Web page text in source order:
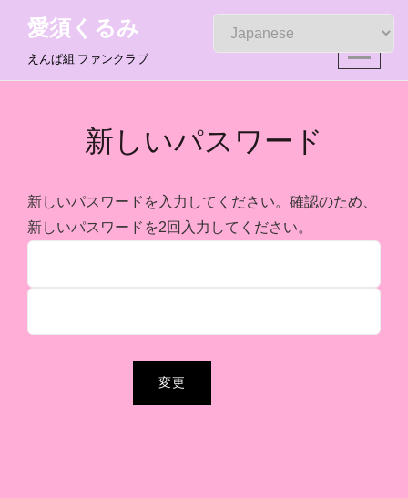
content
愛須くるみ
えんぱ組 ファンクラブ
新しいパスワード
新しいパスワードを入力してください。確認のため、
新しいパスワードを2回入力してください。
変更